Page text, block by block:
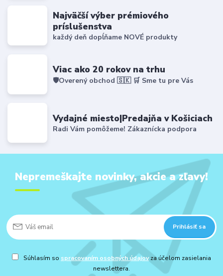
Najväčší výber prémiového
príslušenstva
každý deň dopĺňame NOVÉ produkty
Viac ako 20 rokov na trhu
🛡️Overený obchod 🇸🇰 🛒 Sme tu pre Vás
Vydajné miesto|Predajňa v Košiciach
Radi Vám pomôžeme! Zákaznícka podpora
Nepremeškajte novinky, akcie a zľavy!
Prihlásiť sa
Súhlasím so spracovaním osobných údajovza účelom zasielania
newslettera.